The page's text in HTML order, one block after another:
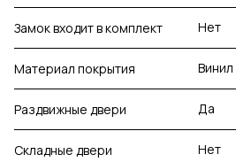
Замок входит в комплект Нет
Материал покрытия Винил
Раздвижные двери Да
Складные двери Нет